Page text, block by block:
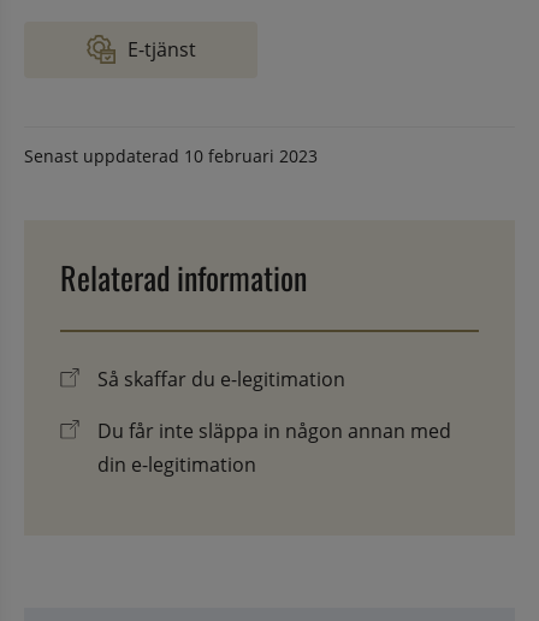
E-tjänst
Senast uppdaterad 10 februari 2023
Relaterad information
Så skaffar du e-legitimation
Du får inte släppa in någon annan med
din e-legitimation